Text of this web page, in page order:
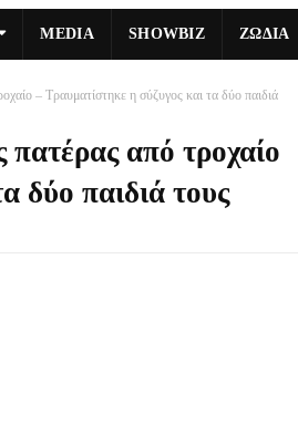
MEDIA SHOWBIZ ΖΩΔΙΑ
– Τραυματίστηκε η σύζυγος και τα δύο παιδιά
από τροχαίο
δύο παιδιά τους